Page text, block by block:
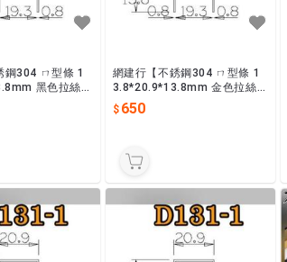
鋼304 ㄇ型條 1
黑色拉絲】
網建行【不銹鋼304 ㄇ型條 1
3.8*20.9*13.8mm 金色拉絲】
長2440mm 收邊條 封邊條 現
貨供應
650